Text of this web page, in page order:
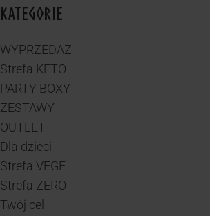
KATEGORIE
WYPRZEDAŻ
Strefa KETO
PARTY BOXY
ZESTAWY
OUTLET
Dla dzieci
Strefa VEGE
Strefa ZERO
Twój cel